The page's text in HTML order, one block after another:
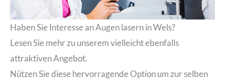
Haben Sie Interesse an Augen lasern in Wels?
Lesen Sie mehr zu unserem vielleicht ebenfalls
attraktiven Angebot.
Nützen Sie diese hervorragende Option um zur selben